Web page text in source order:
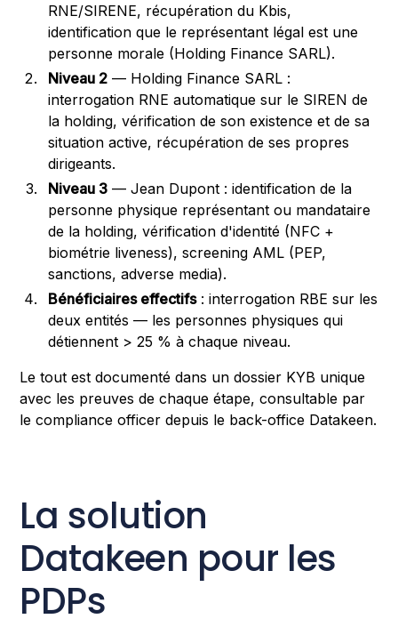
RNE/SIRENE, récupération du Kbis,
identification que le représentant légal est une
personne morale (Holding Finance SARL).
Niveau 2 — Holding Finance SARL :
interrogation RNE automatique sur le SIREN de
la holding, vérification de son existence et de sa
situation active, récupération de ses propres
dirigeants.
Niveau 3 — Jean Dupont : identification de la
personne physique représentant ou mandataire
de la holding, vérification d'identité (NFC +
biométrie liveness), screening AML (PEP,
sanctions, adverse media).
Bénéficiaires effectifs: interrogation RBE sur les
deux entités — les personnes physiques qui
détiennent > 25 % à chaque niveau.
Le tout est documenté dans un dossier KYB unique
avec les preuves de chaque étape, consultable par
le compliance officer depuis le back-office Datakeen.
La solution
Datakeen pour les
PDPs